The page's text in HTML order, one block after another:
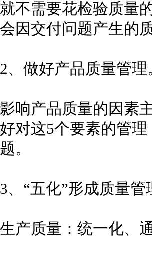
就不需要花检验质量
会因交付问题产生的
2、做好产品质量管理
影响产品质量的因素
好对这5个要素的管
题。
3、“五化”形成质量管
生产质量：统一化、